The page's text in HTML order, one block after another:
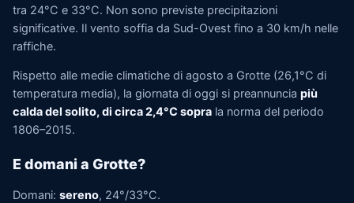
tra 24°C e 33°C. Non sono previste precipitazioni
significative. Il vento soffia da Sud-Ovest fino a 30 km/h nelle
raffiche.
Rispetto alle medie climatiche di agosto a Grotte (26,1°C di
temperatura media), la giornata di oggi si preannuncia più
calda del solito, di circa 2,4°C sopra la norma del periodo
1806–2015.
E domani a Grotte?
Domani: sereno, 24°/33°C.